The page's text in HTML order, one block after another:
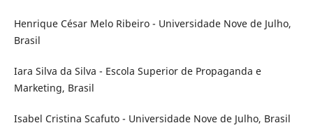
Henrique César Melo Ribeiro - Universidade Nove de Julho,
Brasil
Iara Silva da Silva - Escola Superior de Propaganda e
Marketing, Brasil
Isabel Cristina Scafuto - Universidade Nove de Julho, Brasil